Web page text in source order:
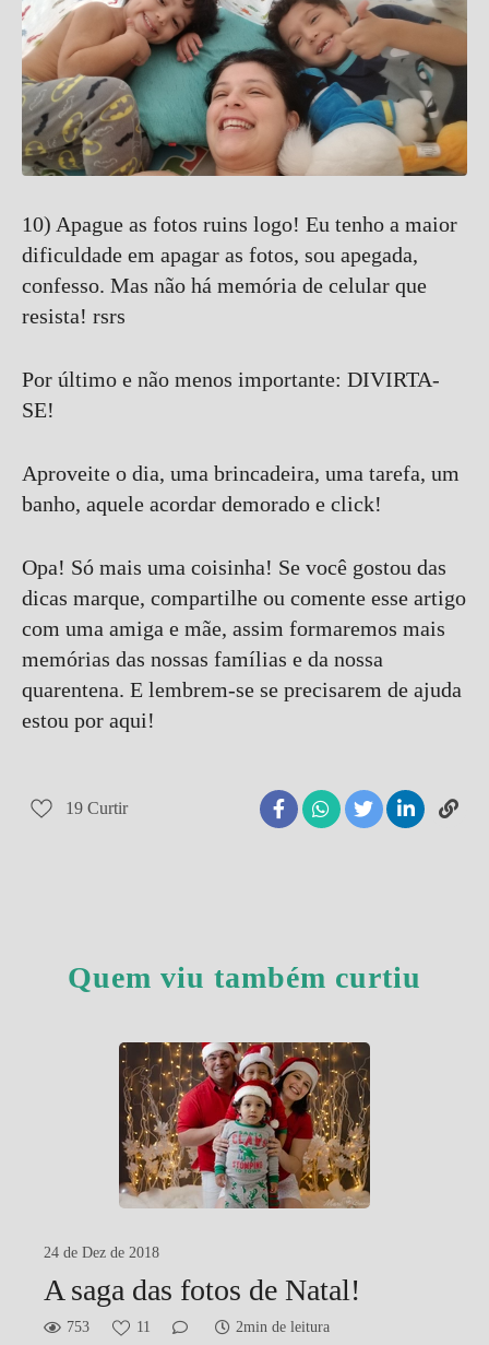
10) Apague as fotos ruins logo! Eu tenho a maior
dificuldade em apagar as fotos, sou apegada,
confesso. Mas não há memória de celular que
resista! rsrs
Por último e não menos importante: DIVIRTA-
SE!
Aproveite o dia, uma brincadeira, uma tarefa, um
banho, aquele acordar demorado e click!
Opa! Só mais uma coisinha! Se você gostou das
dicas marque, compartilhe ou comente esse artigo
com uma amiga e mãe, assim formaremos mais
memórias das nossas famílias e da nossa
quarentena. E lembrem-se se precisarem de ajuda
estou por aqui!
19 Curtir
Quem viu também curtiu
24 de Dez de 2018
A saga das fotos de Natal!
753 11 2min de leitura